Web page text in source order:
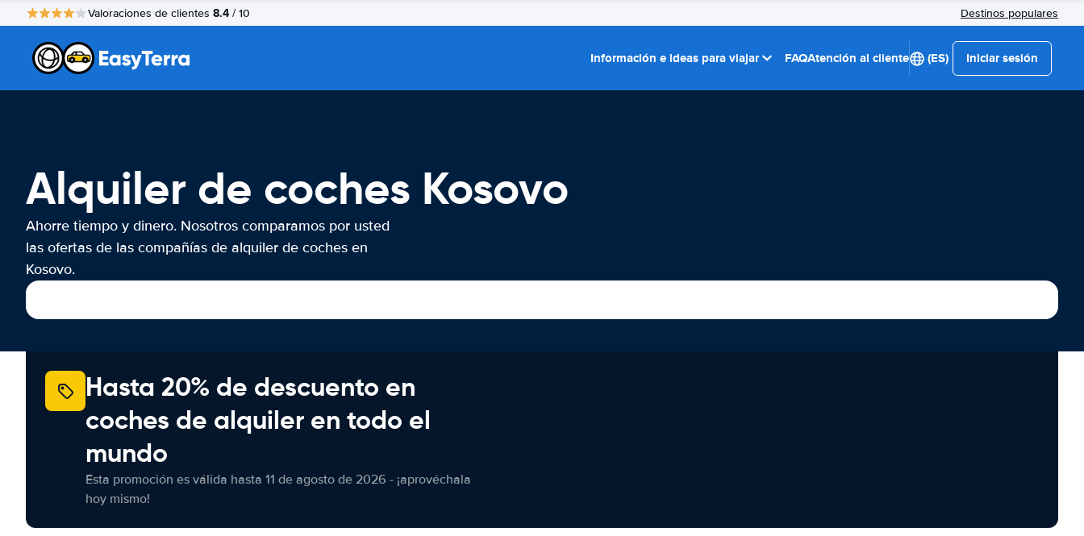
Valoraciones de clientes 8.4 / 10 Destinos populares
Información e ideas para viajar FAQAtención al cliente (ES) Iniciar sesión
Alquiler de coches Kosovo
Ahorre tiempo y dinero. Nosotros comparamos por usted
las ofertas de las compañías de alquiler de coches en
Kosovo.
Hasta 20% de descuento en
coches de alquiler en todo el
mundo
Esta promoción es válida hasta 11 de agosto de 2026 - ¡aprovéchala
hoy mismo!